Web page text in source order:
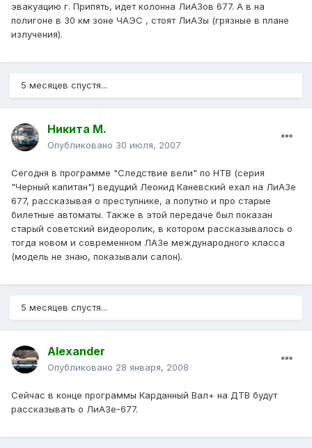
эвакуацию г. Припять, идет колонна ЛиАЗов 677. А в на
полигоне в 30 км зоне ЧАЭС , стоят ЛиАЗы (грязные в плане
излучения).
5 месяцев спустя...
Никита М.
Опубликовано 30 июля, 2007
Сегодня в программе "Следствие вели" по НТВ (серия
"Черный капитан") ведущий Леонид Каневский ехал на ЛиАЗе
677, рассказывая о преступнике, а попутно и про старые
билетные автоматы. Также в этой передаче был показан
старый советский видеоролик, в котором рассказывалось о
тогда новом и современном ЛАЗе международного класса
(модель не знаю, показывали салон).
5 месяцев спустя...
Alexander
Опубликовано 28 января, 2008
Сейчас в конце программы Карданный Вал+ на ДТВ будут
рассказывать о ЛиАЗе-677.